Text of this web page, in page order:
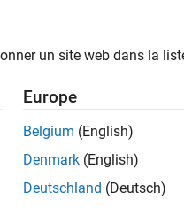
descriptions de poste
de votre région.
un site web dans la
Europe
Belgium (English)
Denmark (English)
Deutschland (Deutsch)